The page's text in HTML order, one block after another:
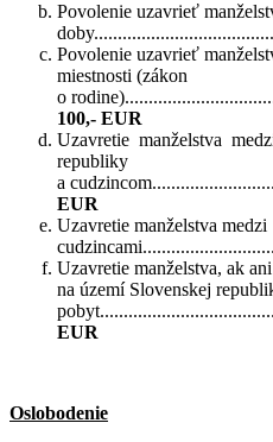
Povolenie uzavrieť
Povolenie uzavrieť
miestnosti (zákon
o
100,- EUR
Uzavretie manželstva
republiky
a
EUR
Uzavretie manželstva medzi
Uzavretie manželstva, ak
na území Slovenskej
EUR
Oslobodenie